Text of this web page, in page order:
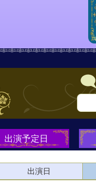
出演予定日
出演日